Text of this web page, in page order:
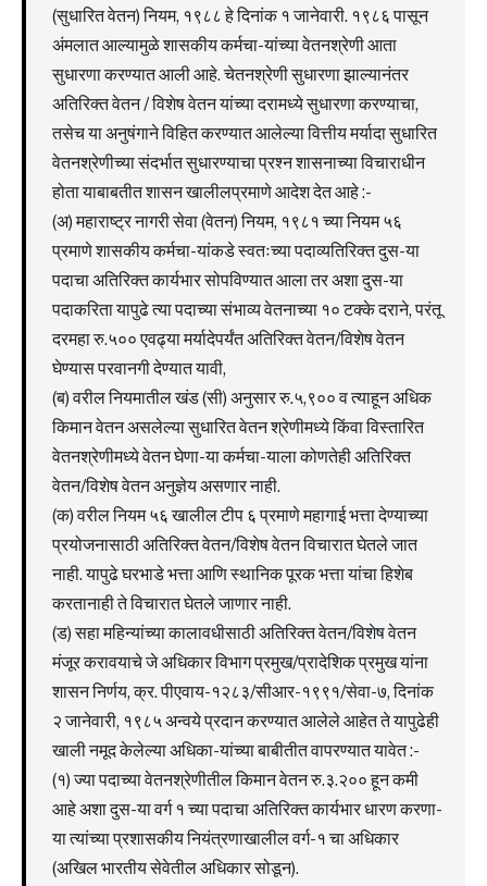
(सुधारित वेतन) नियम, १९८८ हे दिनांक १ जानेवारी. १९८६ पासून
अंमलात आल्यामुळे शासकीय कर्मचा-यांच्या वेतनश्रेणी आता
सुधारणा करण्यात आली आहे. चेतनश्रेणी सुधारणा झाल्यानंतर
अतिरिक्त वेतन / विशेष वेतन यांच्या दरामध्ये सुधारणा करण्याचा,
तसेच या अनुषंगाने विहित करण्यात आलेल्या वित्तीय मर्यादा सुधारित
वेतनश्रेणीच्या संदर्भात सुधारण्याचा प्रश्न शासनाच्या विचाराधीन
होता याबाबतीत शासन खालीलप्रमाणे आदेश देत आहे :-
(अ) महाराष्ट्र नागरी सेवा (वेतन) नियम, १९८१ च्या नियम ५६
प्रमाणे शासकीय कर्मचा-यांकडे स्वतःच्या पदाव्यतिरिक्त दुस-या
पदाचा अतिरिक्त कार्यभार सोपविण्यात आला तर अशा दुस-या
पदाकरिता यापुढे त्या पदाच्या संभाव्य वेतनाच्या १० टक्के दराने, परंतू
दरमहा रु.५०० एवढ्या मर्यादेपर्यंत अतिरिक्त वेतन/विशेष वेतन
घेण्यास परवानगी देण्यात यावी,
(ब) वरील नियमातील खंड (सी) अनुसार रु.५,९०० व त्याहून अधिक
किमान वेतन असलेल्या सुधारित वेतन श्रेणीमध्ये किंवा विस्तारित
वेतनश्रेणीमध्ये वेतन घेणा-या कर्मचा-याला कोणतेही अतिरिक्त
वेतन/विशेष वेतन अनुज्ञेय असणार नाही.
(क) वरील नियम ५६ खालील टीप ६ प्रमाणे महागाई भत्ता देण्याच्या
प्रयोजनासाठी अतिरिक्त वेतन/विशेष वेतन विचारात घेतले जात
नाही. यापुढे घरभाडे भत्ता आणि स्थानिक पूरक भत्ता यांचा हिशेब
करतानाही ते विचारात घेतले जाणार नाही.
(ड) सहा महिन्यांच्या कालावधीसाठी अतिरिक्त वेतन/विशेष वेतन
मंजूर करावयाचे जे अधिकार विभाग प्रमुख/प्रादेशिक प्रमुख यांना
शासन निर्णय, क्र. पीएवाय-१२८३/सीआर-१९९१/सेवा-७, दिनांक
२ जानेवारी, १९८५ अन्वये प्रदान करण्यात आलेले आहेत ते यापुढेही
खाली नमूद केलेल्या अधिका-यांच्या बाबीतीत वापरण्यात यावेत :-
(१) ज्या पदाच्या वेतनश्रेणीतील किमान वेतन रु.३.२०० हून कमी
आहे अशा दुस-या वर्ग १ च्या पदाचा अतिरिक्त कार्यभार धारण करणा-
या त्यांच्या प्रशासकीय नियंत्रणाखालील वर्ग-१ चा अधिकार
(अखिल भारतीय सेवेतील अधिकार सोडून).